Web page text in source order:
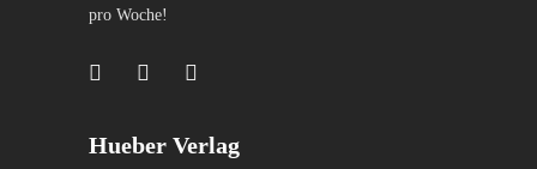
pro Woche!
Hueber Verlag